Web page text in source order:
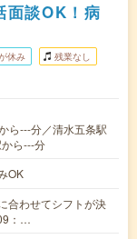
面談OK！病
休み 残業なし
ら---分／清水五条駅
ら---分
OK
合わせてシフトが決
：…